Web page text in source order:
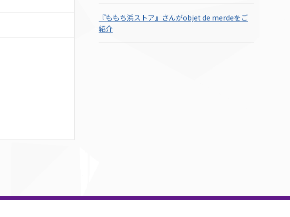
『ももち浜ストア』さんがobjet de merdeをご
紹介